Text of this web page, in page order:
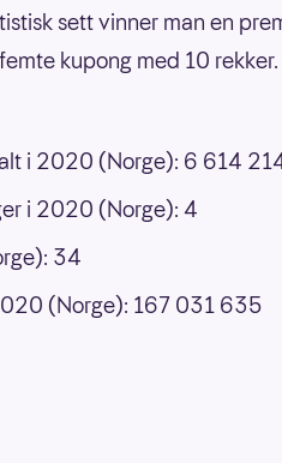
sett vinner man en
kupong med 10 rekker.
i 2020 (Norge): 6 614
i 2020 (Norge): 4
34
(Norge): 167 031 635